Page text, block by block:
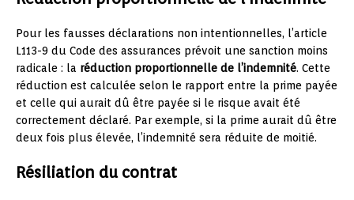
Pour les fausses déclarations non intentionnelles, l’article
L113-9 du Code des assurances prévoit une sanction moins
radicale : la réduction proportionnelle de l’indemnité. Cette
réduction est calculée selon le rapport entre la prime payée
et celle qui aurait dû être payée si le risque avait été
correctement déclaré. Par exemple, si la prime aurait dû être
deux fois plus élevée, l’indemnité sera réduite de moitié.
Résiliation du contrat